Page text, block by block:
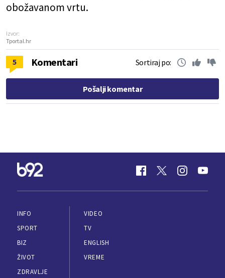
obožavanom vrtu.
Izvor:
Tportal.hr
5 Komentari Sortiraj po:
Pošalji komentar
INFO
SPORT
BIZ
ŽIVOT
ZDRAVLJE
VIDEO
TV
ENGLISH
VREME